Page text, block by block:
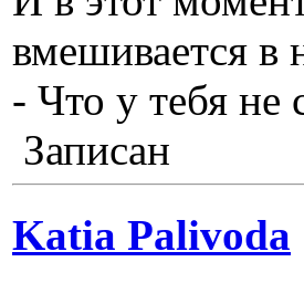
вмешивается в
- Что у тебя не
Записан
Katia Palivoda